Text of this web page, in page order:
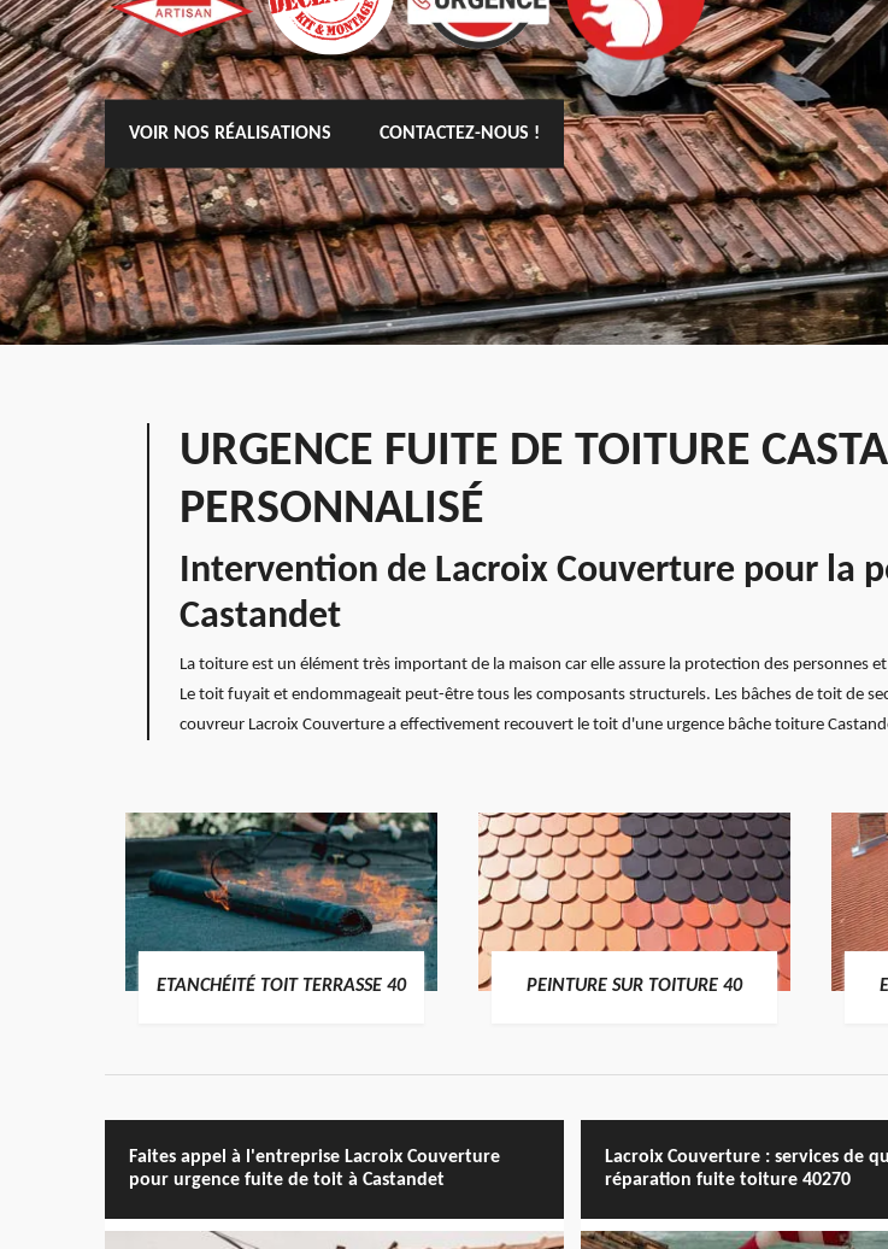
VOIR NOS RÉALISATIONS CONTACTEZ-NOUS !
URGENCE FUITE DE TOITURE
PERSONNALISÉ
Intervention de Lacroix Couverture pour la
Castandet
La toiture est un élément très important de la maison car elle assure la protection des personnes
Le toit fuyait et endommageait peut-être tous les composants structurels. Les bâches de toit de
couvreur Lacroix Couverture a effectivement recouvert le toit d'une urgence bâche toiture
ETANCHÉITÉ TOIT TERRASSE 40 PEINTURE SUR TOITURE 40
Faites appel à l'entreprise Lacroix Couverture
pour urgence fuite de toit à Castandet
Lacroix Couverture : services de
réparation fuite toiture 40270